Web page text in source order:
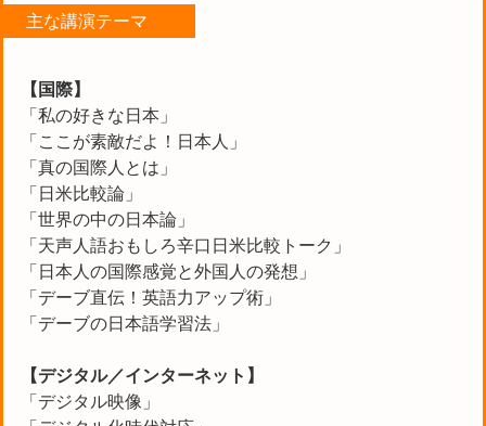
主な講演テーマ
【国際】
「私の好きな日本」
「ここが素敵だよ！日本人」
「真の国際人とは」
「日米比較論」
「世界の中の日本論」
「天声人語おもしろ辛口日米比較トーク」
「日本人の国際感覚と外国人の発想」
「デーブ直伝！英語力アップ術」
「デーブの日本語学習法」
【デジタル／インターネット】
「デジタル映像」